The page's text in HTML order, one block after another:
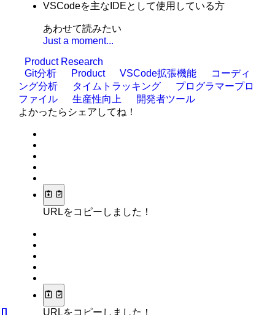
VSCodeを主なIDEとして使用している方
あわせて読みたい
Just a moment...
Product Research
Git分析
Product VSCode拡張機能
コーディ
ング分析
タイムトラッキング
プログラマープロ
ファイル
生産性向上
開発者ツール
よかったらシェアしてね！
URLをコピーしました！
URLをコピーしました！